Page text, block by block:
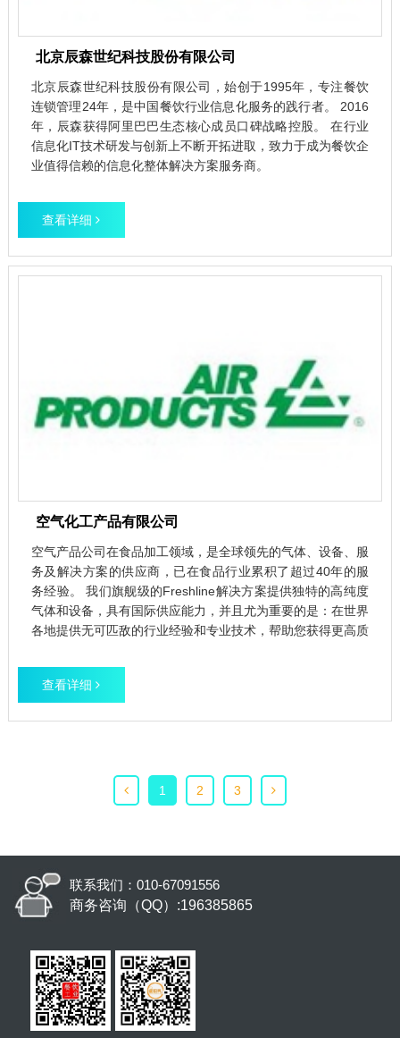
​北京辰森世纪科技股份有限公司
北京辰森世纪科技股份有限公司，始创于1995年，专注餐饮
连锁管理24年，是中国餐饮行业信息化服务的践行者。 2016
年，辰森获得阿里巴巴生态核心成员口碑战略控股。 在行业
信息化IT技术研发与创新上不断开拓进取，致力于成为餐饮企
业值得信赖的信息化整体解决方案服务商。
查看详细
空气化工产品有限公司
空气产品公司在食品加工领域，是全球领先的气体、设备、服
务及解决方案的供应商，已在食品行业累积了超过40年的服
务经验。 我们旗舰级的Freshline解决方案提供独特的高纯度
气体和设备，具有国际供应能力，并且尤为重要的是：在世界
各地提供无可匹敌的行业经验和专业技术，帮助您获得更高质
造商在烘焙食品，乳制品，饮料，快餐，水果和蔬菜，海鲜，
禽类，肉类，速冻食品以及即食食品方面都有紧密的合
查看详细
1 2 3
联系我们：010-67091556
商务咨询（QQ）:196385865